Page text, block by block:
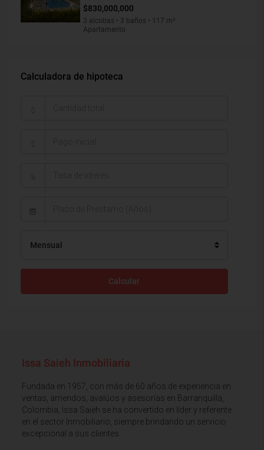
$830,000,000
3 alcobas • 3 baños • 117 m²
Apartamento
Calculadora de hipoteca
Mensual
Calcular
Issa Saieh Inmobiliaria
Fundada en 1957, con más de 60 años de experiencia en
ventas, arriendos, avalúos y asesorías en Barranquilla,
Colombia, Issa Saieh se ha convertido en líder y referente
en el sector Inmobiliario, siempre brindando un servicio
excepcional a sus clientes